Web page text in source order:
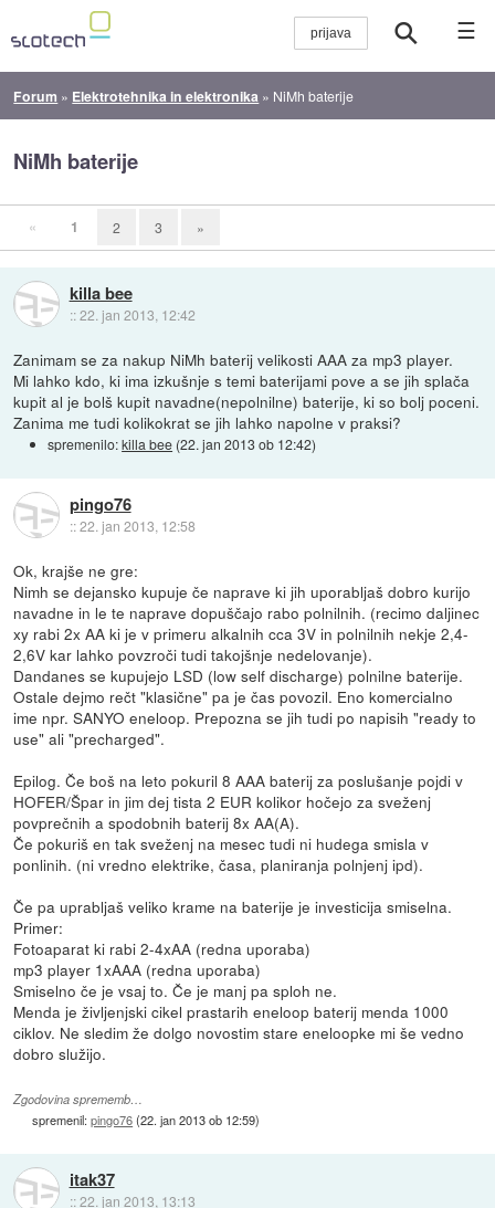
☰
Forum » Elektrotehnika in elektronika » NiMh baterije
NiMh baterije
« 1 2 3 »
killa bee
::22. jan 2013, 12:42
Zanimam se za nakup NiMh baterij velikosti AAA za mp3 player.
Mi lahko kdo, ki ima izkušnje s temi baterijami pove a se jih splača
kupit al je bolš kupit navadne(nepolnilne) baterije, ki so bolj poceni.
Zanima me tudi kolikokrat se jih lahko napolne v praksi?
spremenilo:killa bee (22. jan 2013 ob 12:42)
pingo76
::22. jan 2013, 12:58
Ok, krajše ne gre:
Nimh se dejansko kupuje če naprave ki jih uporabljaš dobro kurijo
navadne in le te naprave dopuščajo rabo polnilnih. (recimo daljinec
xy rabi 2x AA ki je v primeru alkalnih cca 3V in polnilnih nekje 2,4-
2,6V kar lahko povzroči tudi takojšnje nedelovanje).
Dandanes se kupujejo LSD (low self discharge) polnilne baterije.
Ostale dejmo rečt "klasične" pa je čas povozil. Eno komercialno
ime npr. SANYO eneloop. Prepozna se jih tudi po napisih "ready to
use" ali "precharged".
Epilog. Če boš na leto pokuril 8 AAA baterij za poslušanje pojdi v
HOFER/Špar in jim dej tista 2 EUR kolikor hočejo za sveženj
povprečnih a spodobnih baterij 8x AA(A).
Če pokuriš en tak sveženj na mesec tudi ni hudega smisla v
ponlinih. (ni vredno elektrike, časa, planiranja polnjenj ipd).
Če pa uprabljaš veliko krame na baterije je investicija smiselna.
Primer:
Fotoaparat ki rabi 2-4xAA (redna uporaba)
mp3 player 1xAAA (redna uporaba)
Smiselno če je vsaj to. Če je manj pa sploh ne.
Menda je življenjski cikel prastarih eneloop baterij menda 1000
ciklov. Ne sledim že dolgo novostim stare eneloopke mi še vedno
dobro služijo.
Zgodovina sprememb…
spremenil:pingo76(22. jan 2013 ob 12:59)
itak37
::22. jan 2013, 13:13